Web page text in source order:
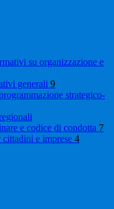
su organizzazione e
generali 9
strategico-
e codice di condotta 7
e imprese 4